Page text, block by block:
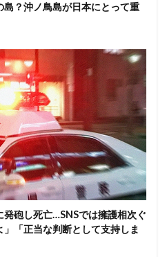
？沖ノ鳥島が日本にとって重
砲し死亡…SNSでは擁護相次ぐ
」「正当な判断として支持しま